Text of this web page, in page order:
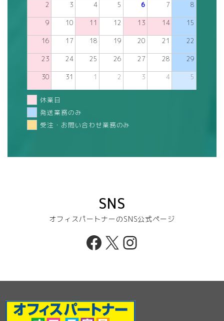
2 3 4 5 6 7 8
9 10 11 12 13 14 15
16 17 18 19 20 21 22
23 24 25 26 27 28 29
30 31 1 2 3 4 5
休業日
発送業務のみ
受注・お問い合わせ業務のみ
SNS
オフィスパートナーのSNS公式ページ
Facebook
X Instagram